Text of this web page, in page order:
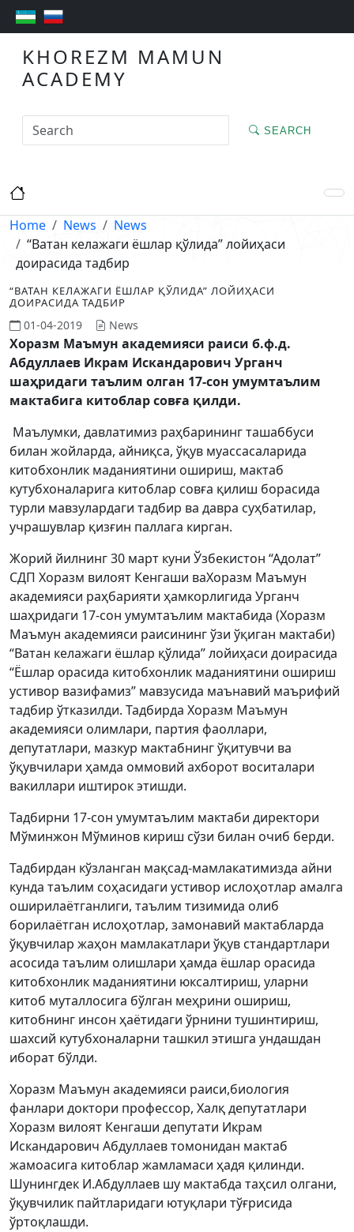
KHOREZM MAMUN
ACADEMY
SEARCH
Home News
News
“Ватан келажаги ёшлар қўлида” лойиҳаси
доирасида тадбир
“ВАТАН КЕЛАЖАГИ ЁШЛАР ҚЎЛИДА” ЛОЙИҲАСИ
ДОИРАСИДА ТАДБИР
01-04-2019 News
Хоразм Маъмун академияси раиси б.ф.д.
Абдуллаев Икрам Искандарович Урганч
шаҳридаги таълим олган 17-сон умумтаълим
мактабига китоблар совға қилди.
Маълумки, давлатимиз раҳбарининг ташаббуси
билан жойларда, айниқса, ўқув муассасаларида
китобхонлик маданиятини ошириш, мактаб
кутубхоналарига китоблар совға қилиш борасида
турли мавзулардаги тадбир ва давра суҳбатилар,
учрашувлар қизғин паллага кирган.
Жорий йилнинг 30 март куни Ўзбекистон “Адолат”
СДП Хоразм вилоят Кенгаши ваХоразм Маъмун
академияси раҳбарияти ҳамкорлигида Урганч
шаҳридаги 17-сон умумтаълим мактабида (Хоразм
Маъмун академияси раисининг ўзи ўқиган мактаби)
“Ватан келажаги ёшлар қўлида” лойиҳаси доирасида
“Ёшлар орасида китобхонлик маданиятини ошириш
устивор вазифамиз” мавзусида маънавий маърифий
тадбир ўтказилди. Тадбирда Хоразм Маъмун
академияси олимлари, партия фаоллари,
депутатлари, мазкур мактабнинг ўқитувчи ва
ўқувчилари ҳамда оммовий ахборот воситалари
вакиллари иштирок этишди.
Тадбирни 17-сон умумтаълим мактаби директори
Мўминжон Мўминов кириш сўзи билан очиб берди.
Тадбирдан кўзланган мақсад-мамлакатимизда айни
кунда таълим соҳасидаги устивор ислоҳотлар амалга
оширилаётганлиги, таълим тизимида олиб
борилаётган ислоҳотлар, замонавий мактабларда
ўқувчилар жаҳон мамлакатлари ўқув стандартлари
асосида таълим олишлари ҳамда ёшлар орасида
китобхонлик маданиятини юксалтириш, уларни
китоб муталлосига бўлган меҳрини ошириш,
китобнинг инсон ҳаётидаги ўрнини тушинтириш,
шахсий кутубхоналарни ташкил этишга ундашдан
иборат бўлди.
Хоразм Маъмун академияси раиси,биология
фанлари доктори профессор, Халқ депутатлари
Хоразм вилоят Кенгаши депутати Икрам
Искандарович Абдуллаев томонидан мактаб
жамоасига китоблар жамламаси ҳадя қилинди.
Шунингдек И.Абдуллаев шу мактабда таҳсил олгани,
ўқувчилик пайтларидаги ютуқлари тўғрисида
ўртоқлашди.